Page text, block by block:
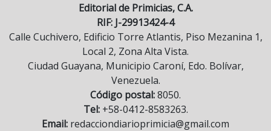
Editorial de Primicias, C.A.
RIF: J-29913424-4
Calle Cuchivero, Edificio Torre Atlantis, Piso Mezanina 1,
Local 2, Zona Alta Vista.
Ciudad Guayana, Municipio Caroní, Edo. Bolívar,
Venezuela.
Código postal:8050.
Tel:+58-0412-8583263.
Email: redacciondiarioprimicia@gmail.com